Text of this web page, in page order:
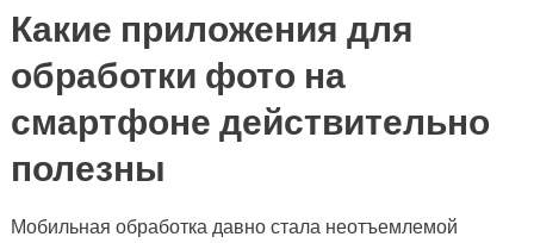
Какие приложения для
обработки фото на
смартфоне действительно
полезны
Мобильная обработка давно стала неотъемлемой